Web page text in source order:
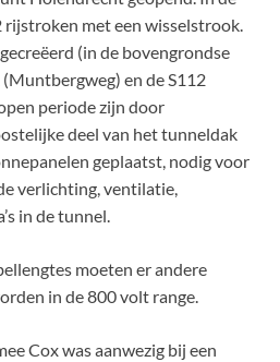
rijstroken met een wisselstrook.
(in de bovengrondse
en de S112
periode zijn door
deel van het tunneldak
geplaatst, nodig voor
verlichting, ventilatie,
in de tunnel.
moeten er andere
in de 800 volt range.
Cox was aanwezig bij een